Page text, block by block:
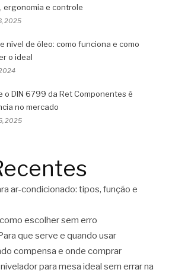
ergonomia e controle
2025
nível de óleo: como funciona e como
o ideal
o DIN 6799 da Ret Componentes é
no mercado
2025
ar-condicionado: tipos, função e
escolher sem erro
que serve e quando usar
compensa e onde comprar
para mesa ideal sem errar na